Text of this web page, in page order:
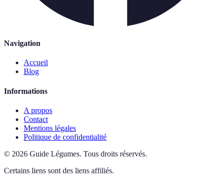
Navigation
Accueil
Blog
Informations
A propos
Contact
Mentions légales
Politique de confidentialité
© 2026 Guide Légumes. Tous droits réservés.
Certains liens sont des liens affiliés.